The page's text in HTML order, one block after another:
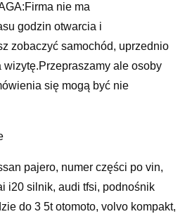
nie ma
godzin otwarcia i
zobaczyć samochód, uprzednio
ale osoby
się mogą być nie
pajero, numer części po vin,
i20 silnik, audi tfsi, podnośnik
do 3 5t otomoto, volvo kompakt,